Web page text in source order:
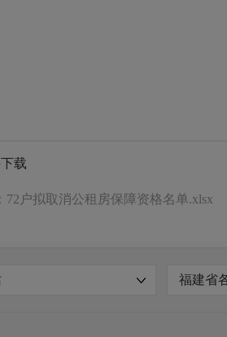
载
72户拟取消公租房保障资格名单.xlsx
福建省